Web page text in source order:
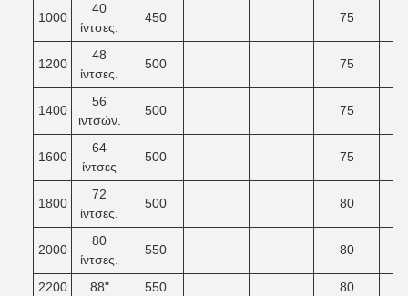
1000
40
ίντσες.
450 75
1200
48
ίντσες.
500 75
1400
56
ιντσών.
500 75
1600
64
ίντσες
500 75
1800
72
ίντσες.
500 80
2000
80
ίντσες.
550 80
2200 88" 550 80